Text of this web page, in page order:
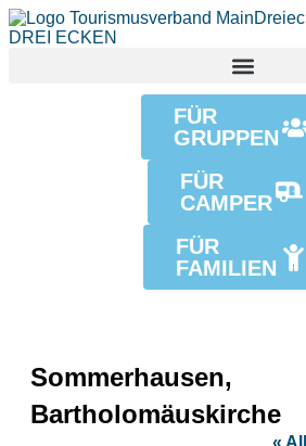
FÜR
GRUPPEN
FÜR
CAMPER
FÜR
FAMILIEN
Sommerhausen,
Bartholomäuskirche
«